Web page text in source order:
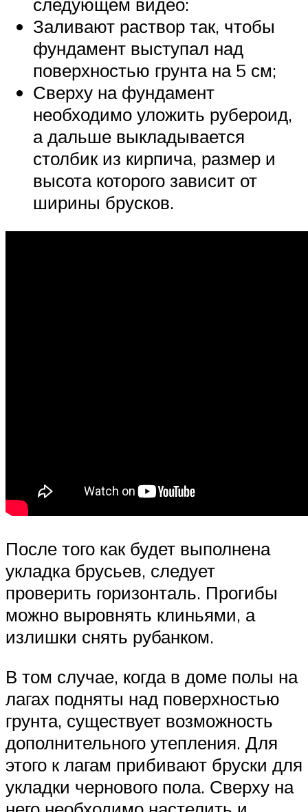
Заливают раствор так, чтобы
фундамент выступал над
поверхностью грунта на 5 см;
Сверху на фундамент
необходимо уложить рубероид,
а дальше выкладывается
столбик из кирпича, размер и
высота которого зависит от
ширины брусков.
После того как будет выполнена
укладка брусьев, следует
проверить горизонталь. Прогибы
можно выровнять клиньями, а
излишки снять рубанком.
В том случае, когда в доме полы на
лагах подняты над поверхностью
грунта, существует возможность
дополнительного утепления. Для
этого к лагам прибивают бруски для
укладки чернового пола. Сверху на